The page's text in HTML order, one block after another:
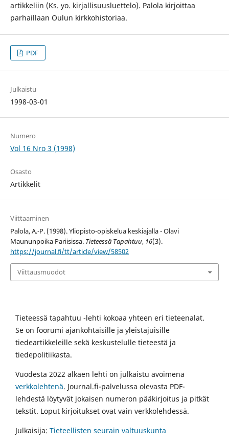
artikkeliin (Ks. yo. kirjallisuusluettelo). Palola kirjoittaa
parhaillaan Oulun kirkkohistoriaa.
PDF
Julkaistu
1998-03-01
Numero
Vol 16 Nro 3 (1998)
Osasto
Artikkelit
Viittaaminen
Palola, A.-P. (1998). Yliopisto-opiskelua keskiajalla - Olavi
Maununpoika Pariisissa. Tieteessä Tapahtuu, 16(3).
https://journal.fi/tt/article/view/58502
Viittausmuodot
Tieteessä tapahtuu -lehti kokoaa yhteen eri tieteenalat.
Se on foorumi ajankohtaisille ja yleistajuisille
tiedeartikkeleille sekä keskustelulle tieteestä ja
tiedepolitiikasta.
Vuodesta 2022 alkaen lehti on julkaistu avoimena
verkkolehtenä. Journal.fi-palvelussa olevasta PDF-
lehdestä löytyvät jokaisen numeron pääkirjoitus ja pitkät
tekstit. Loput kirjoitukset ovat vain verkkolehdessä.
Julkaisija: Tieteellisten seurain valtuuskunta